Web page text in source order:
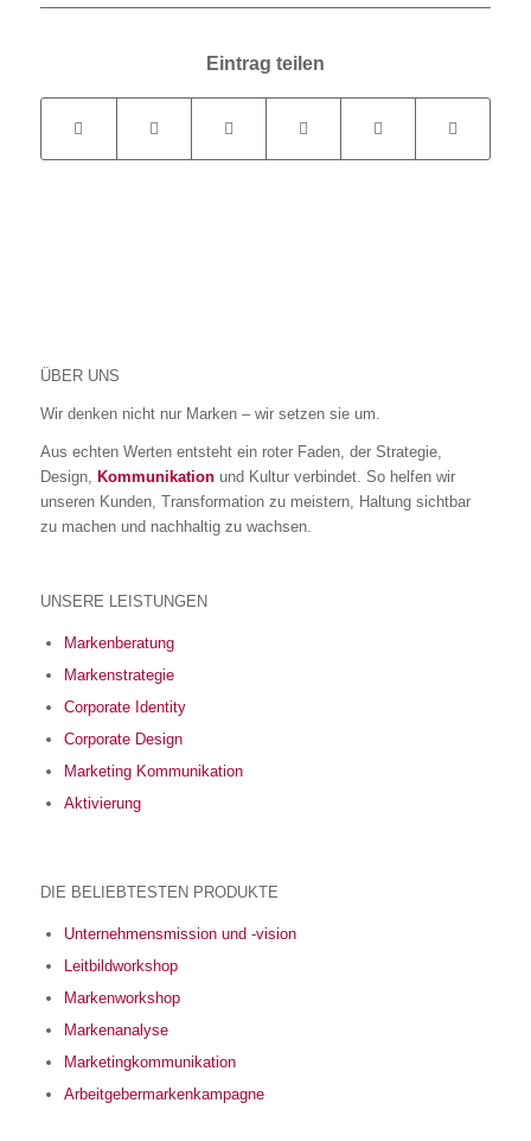
Eintrag teilen
ÜBER UNS
Wir denken nicht nur Marken – wir setzen sie um.
Aus echten Werten entsteht ein roter Faden, der Strategie,
Design, Kommunikationund Kultur verbindet. So helfen wir
unseren Kunden, Transformation zu meistern, Haltung sichtbar
zu machen und nachhaltig zu wachsen.
UNSERE LEISTUNGEN
Markenberatung
Markenstrategie
Corporate Identity
Corporate Design
Marketing Kommunikation
Aktivierung
DIE BELIEBTESTEN PRODUKTE
Unternehmensmission und -vision
Leitbildworkshop
Markenworkshop
Markenanalyse
Marketingkommunikation
Arbeitgebermarkenkampagne